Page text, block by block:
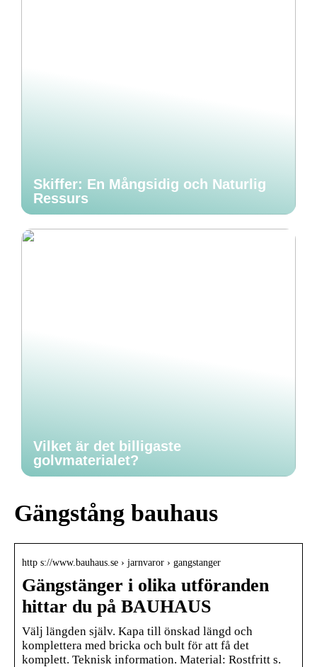
Skiffer: En Mångsidig och Naturlig
Ressurs
Vilket är det billigaste
golvmaterialet?
Gängstång bauhaus
http s://www.bauhaus.se › jarnvaror › gangstanger
Gängstänger i olika utföranden
hittar du på BAUHAUS
Välj längden själv. Kapa till önskad längd och
komplettera med bricka och bult för att få det
komplett. Teknisk information. Material: Rostfritt s.